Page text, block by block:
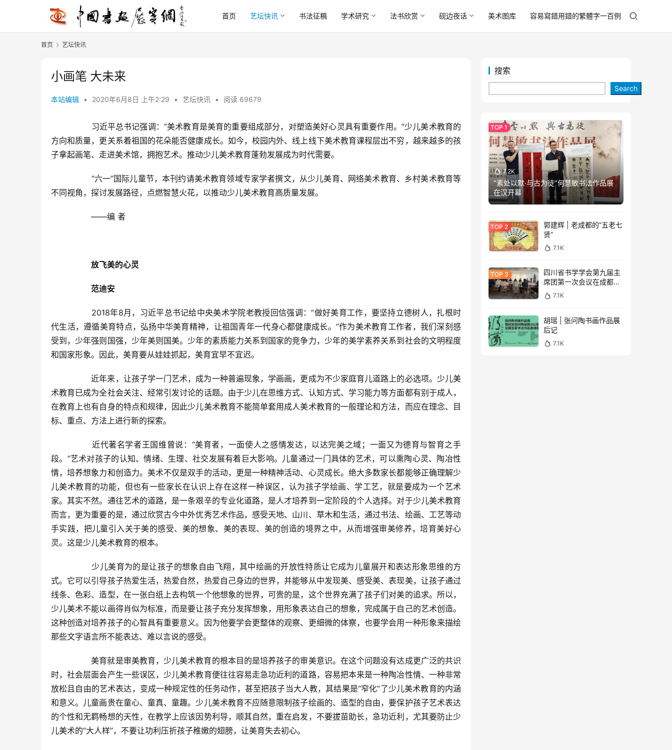
首页 艺坛快讯 书法征稿 学术研究 法书欣赏 砚边夜话 美术图库 容易寫錯用錯的繁體字一百例
首页 艺坛快讯
小画笔 大未来
本站编辑 • 2020年6月8日 上午2:29 • 艺坛快讯 • 阅读 69679
方向和质量，更关系着祖国的花朵能否健康成长。如今，校园内外、线上线下美术教育课程层出不穷，越来越多的孩
子拿起画笔、走进美术馆，拥抱艺术。推动少儿美术教育蓬勃发展成为时代需要。
不同视角，探讨发展路径，点燃智慧火花，以推动少儿美术教育高质量发展。
  	——编 者
放飞美的心灵
范迪安
代生活，遵循美育特点，弘扬中华美育精神，让祖国青年一代身心都健康成长。”作为美术教育工作者，我们深刻感
受到，少年强则国强，少年美则国美。少年的素质能力关系到国家的竞争力，少年的美学素养关系到社会的文明程度
和国家形象。因此，美育要从娃娃抓起，美育宜早不宜迟。
术教育已成为全社会关注、经常引发讨论的话题。由于少儿在思维方式、认知方式、学习能力等方面都有别于成人，
在教育上也有自身的特点和规律，因此少儿美术教育不能简单套用成人美术教育的一般理论和方法，而应在理念、目
标、重点、方法上进行新的探索。
段。”艺术对孩子的认知、情绪、生理、社交发展有着巨大影响。儿童通过一门具体的艺术，可以熏陶心灵、陶冶性
情，培养想象力和创造力。美术不仅是双手的活动，更是一种精神活动、心灵成长。绝大多数家长都能够正确理解少
儿美术教育的功能，但也有一些家长在认识上存在这样一种误区，认为孩子学绘画、学工艺，就是要成为一个艺术
家。其实不然。通往艺术的道路，是一条艰辛的专业化道路，是人才培养到一定阶段的个人选择。对于少儿美术教育
而言，更为重要的是，通过欣赏古今中外优秀艺术作品，感受天地、山川、草木和生活，通过书法、绘画、工艺等动
手实践，把儿童引入关于美的感受、美的想象、美的表现、美的创造的境界之中，从而增强审美修养，培育美好心
灵。这是少儿美术教育的根本。
式。它可以引导孩子热爱生活，热爱自然，热爱自己身边的世界，并能够从中发现美、感受美、表现美，让孩子通过
线条、色彩、造型，在一张白纸上去构筑一个他想象的世界，可贵的是，这个世界充满了孩子们对美的追求。所以，
少儿美术不能以画得肖似为标准，而是要让孩子充分发挥想象，用形象表达自己的想象，完成属于自己的艺术创造。
这种创造对培养孩子的心智具有重要意义。因为他要学会更整体的观察、更细微的体察，也要学会用一种形象来描绘
那些文字语言所不能表达、难以言说的感受。
时，社会层面会产生一些误区，少儿美术教育便往往容易走急功近利的道路，容易把本来是一种陶冶性情、一种非常
放松且自由的艺术表达，变成一种规定性的任务动作，甚至把孩子当大人教，其结果是“窄化”了少儿美术教育的内涵
和意义。儿童画贵在童心、童真、童趣。少儿美术教育不应随意限制孩子绘画的、造型的自由，要保护孩子艺术表达
的个性和无羁畅想的天性，在教学上应该因势利导，顺其自然，重在启发，不要拔苗助长，急功近利，尤其要防止少
儿美术的“大人样”，不要让功利压折孩子稚嫩的翅膀，让美育失去初心。
搜索
Search
7.2K
“素处以默·与古为徒”何慧敏书法作品展
在汉开幕
郭建辉 | 老成都的“五老七
贤”
7.1K
四川省书学学会第九届主
席团第一次会议在成都召
开（附学会专委会成员名
单）
7.1K
胡瑶 | 张问陶书画作品展
后记
7.1K